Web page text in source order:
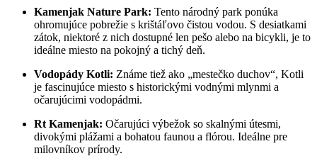
Kamenjak Nature Park: Tento národný park ponúka
ohromujúce pobrežie s krištáľovo čistou vodou. S desiatkami
zátok, niektoré z nich dostupné len pešo alebo na bicykli, je to
ideálne miesto na pokojný a tichý deň.
Vodopády Kotli: Známe tiež ako „mestečko duchov“, Kotli
je fascinujúce miesto s historickými vodnými mlynmi a
očarujúcimi vodopádmi.
Rt Kamenjak: Očarujúci výbežok so skalnými útesmi,
divokými plážami a bohatou faunou a flórou. Ideálne pre
milovníkov prírody.